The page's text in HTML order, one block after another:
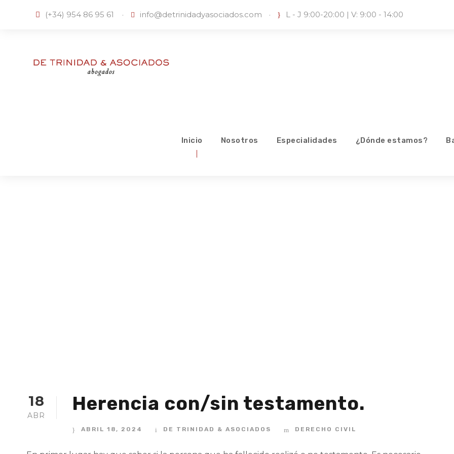
(+34) 954 86 95 61 · info@detrinidadyasociados.com · L - J 9:00-20:00 | V: 9:00 - 14:00
Inicio Nosotros Especialidades ¿Dónde estamos?
18
ABR
Herencia con/sin testamento.
ABRIL 18, 2024 DE TRINIDAD & ASOCIADOS DERECHO CIVIL